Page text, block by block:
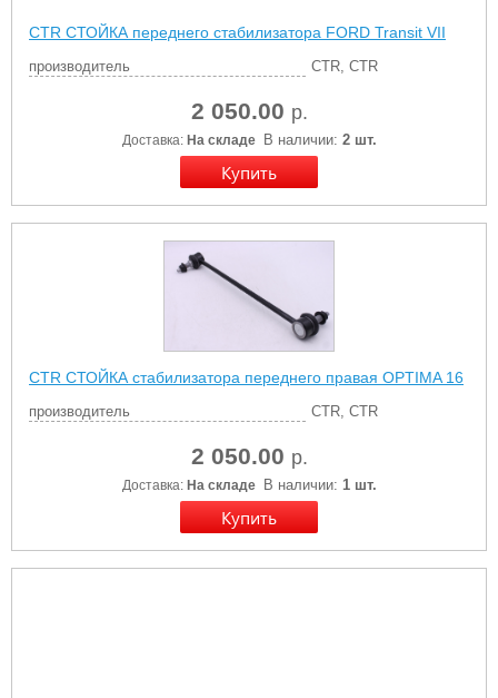
CTR СТОЙКА переднего стабилизатора FORD Transit VII
производитель CTR, CTR
2 050.00 р.
Доставка: На складе В наличии: 2 шт.
CTR СТОЙКА стабилизатора переднего правая OPTIMA 16
производитель CTR, CTR
2 050.00 р.
Доставка: На складе В наличии: 1 шт.